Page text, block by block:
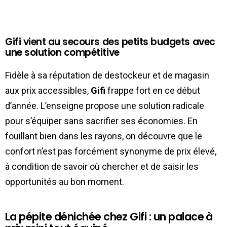
Gifi vient au secours des petits budgets avec
une solution compétitive
Fidèle à sa réputation de destockeur et de magasin
aux prix accessibles, Gifi frappe fort en ce début
d’année. L’enseigne propose une solution radicale
pour s’équiper sans sacrifier ses économies. En
fouillant bien dans les rayons, on découvre que le
confort n’est pas forcément synonyme de prix élevé,
à condition de savoir où chercher et de saisir les
opportunités au bon moment.
La pépite dénichée chez Gifi : un palace à